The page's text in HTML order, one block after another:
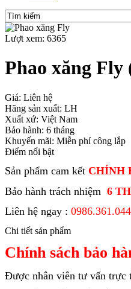
Lượt xem: 6365
Phao xăng Fly
Giá: Liên hệ
Hãng sản xuất: LH
Xuất xứ: Việt Nam
Bảo hành: 6 tháng
Khuyến mãi: Miễn phí công lắp
Điểm nổi bật
Sản phẩm cam kết CHÍNH
Bảo hành trách nhiệm 6
Liên hệ ngay : 0986.361.044
Chi tiết sản phẩm
Chính sách bảo
Được nhân viên tư vấn trực